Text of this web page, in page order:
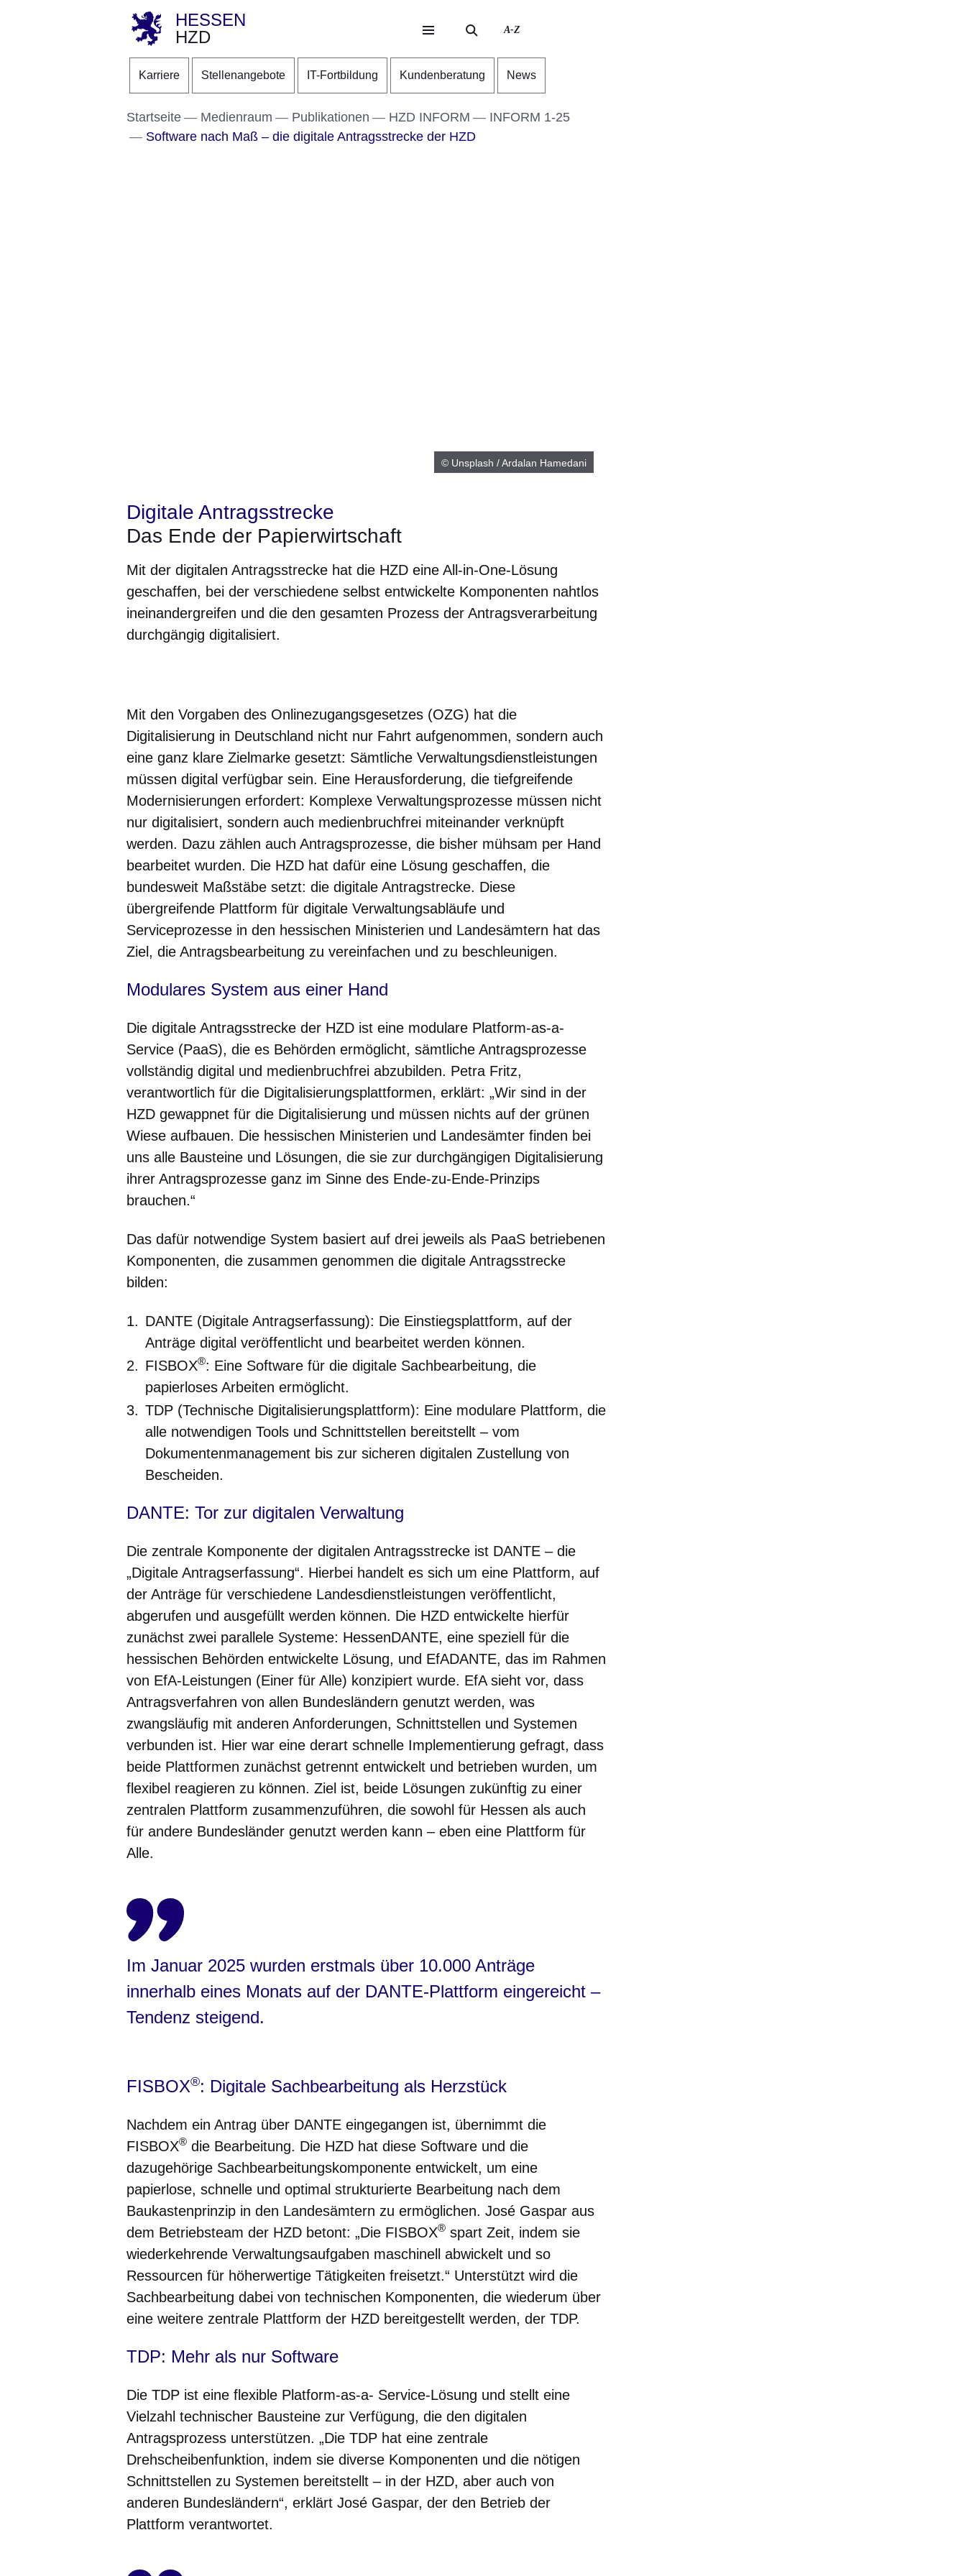
Direkt zum Kopf der Seite
Direkt zum Inhalt
Direkt zum Fuß der Seite
HESSEN
HZD
A-Z
Karriere Stellenangebote IT-Fortbildung Kundenberatung News
Startseite Medienraum Publikationen HZD INFORM
INFORM 1-25
Software nach Maß – die digitale Antragsstrecke der HZD
© Unsplash / Ardalan Hamedani
Digitale Antragsstrecke
Das Ende der Papierwirtschaft
Mit der digitalen Antragsstrecke hat die HZD eine All-in-One-Lösung
geschaffen, bei der verschiedene selbst entwickelte Komponenten nahtlos
ineinandergreifen und die den gesamten Prozess der Antragsverarbeitung
durchgängig digitalisiert.
Mit den Vorgaben des Onlinezugangsgesetzes (OZG) hat die
Digitalisierung in Deutschland nicht nur Fahrt aufgenommen, sondern auch
eine ganz klare Zielmarke gesetzt: Sämtliche Verwaltungsdienstleistungen
müssen digital verfügbar sein. Eine Herausforderung, die tiefgreifende
Modernisierungen erfordert: Komplexe Verwaltungsprozesse müssen nicht
nur digitalisiert, sondern auch medienbruchfrei miteinander verknüpft
werden. Dazu zählen auch Antragsprozesse, die bisher mühsam per Hand
bearbeitet wurden. Die HZD hat dafür eine Lösung geschaffen, die
bundesweit Maßstäbe setzt: die digitale Antragstrecke. Diese
übergreifende Plattform für digitale Verwaltungsabläufe und
Serviceprozesse in den hessischen Ministerien und Landesämtern hat das
Ziel, die Antragsbearbeitung zu vereinfachen und zu beschleunigen.
Modulares System aus einer Hand
Die digitale Antragsstrecke der HZD ist eine modulare Platform-as-a-
Service (PaaS), die es Behörden ermöglicht, sämtliche Antragsprozesse
vollständig digital und medienbruchfrei abzubilden. Petra Fritz,
verantwortlich für die Digitalisierungsplattformen, erklärt: „Wir sind in der
HZD gewappnet für die Digitalisierung und müssen nichts auf der grünen
Wiese aufbauen. Die hessischen Ministerien und Landesämter finden bei
uns alle Bausteine und Lösungen, die sie zur durchgängigen Digitalisierung
ihrer Antragsprozesse ganz im Sinne des Ende-zu-Ende-Prinzips
brauchen.“
Das dafür notwendige System basiert auf drei jeweils als PaaS betriebenen
Komponenten, die zusammen genommen die digitale Antragsstrecke
bilden:
DANTE (Digitale Antragserfassung): Die Einstiegsplattform, auf der
Anträge digital veröffentlicht und bearbeitet werden können.
FISBOX®: Eine Software für die digitale Sachbearbeitung, die
papierloses Arbeiten ermöglicht.
TDP (Technische Digitalisierungsplattform): Eine modulare Plattform, die
alle notwendigen Tools und Schnittstellen bereitstellt – vom
Dokumentenmanagement bis zur sicheren digitalen Zustellung von
Bescheiden.
DANTE: Tor zur digitalen Verwaltung
Die zentrale Komponente der digitalen Antragsstrecke ist DANTE – die
„Digitale Antragserfassung“. Hierbei handelt es sich um eine Plattform, auf
der Anträge für verschiedene Landesdienstleistungen veröffentlicht,
abgerufen und ausgefüllt werden können. Die HZD entwickelte hierfür
zunächst zwei parallele Systeme: HessenDANTE, eine speziell für die
hessischen Behörden entwickelte Lösung, und EfADANTE, das im Rahmen
von EfA-Leistungen (Einer für Alle) konzipiert wurde. EfA sieht vor, dass
Antragsverfahren von allen Bundesländern genutzt werden, was
zwangsläufig mit anderen Anforderungen, Schnittstellen und Systemen
verbunden ist. Hier war eine derart schnelle Implementierung gefragt, dass
beide Plattformen zunächst getrennt entwickelt und betrieben wurden, um
flexibel reagieren zu können. Ziel ist, beide Lösungen zukünftig zu einer
zentralen Plattform zusammenzuführen, die sowohl für Hessen als auch
für andere Bundesländer genutzt werden kann – eben eine Plattform für
Alle.
Im Januar 2025 wurden erstmals über 10.000 Anträge
innerhalb eines Monats auf der DANTE-Plattform eingereicht –
Tendenz steigend.
FISBOX®: Digitale Sachbearbeitung als Herzstück
Nachdem ein Antrag über DANTE eingegangen ist, übernimmt die
FISBOX® die Bearbeitung. Die HZD hat diese Software und die
dazugehörige Sachbearbeitungskomponente entwickelt, um eine
papierlose, schnelle und optimal strukturierte Bearbeitung nach dem
Baukastenprinzip in den Landesämtern zu ermöglichen. José Gaspar aus
dem Betriebsteam der HZD betont: „Die FISBOX® spart Zeit, indem sie
wiederkehrende Verwaltungsaufgaben maschinell abwickelt und so
Ressourcen für höherwertige Tätigkeiten freisetzt.“ Unterstützt wird die
Sachbearbeitung dabei von technischen Komponenten, die wiederum über
eine weitere zentrale Plattform der HZD bereitgestellt werden, der TDP.
TDP: Mehr als nur Software
Die TDP ist eine flexible Platform-as-a- Service-Lösung und stellt eine
Vielzahl technischer Bausteine zur Verfügung, die den digitalen
Antragsprozess unterstützen. „Die TDP hat eine zentrale
Drehscheibenfunktion, indem sie diverse Komponenten und die nötigen
Schnittstellen zu Systemen bereitstellt – in der HZD, aber auch von
anderen Bundesländern“, erklärt José Gaspar, der den Betrieb der
Plattform verantwortet.